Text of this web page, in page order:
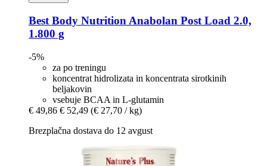
Best Body Nutrition Anabolan Post Load 2.0,
1.800 g
-5%
za po treningu
koncentrat hidrolizata in koncentrata sirotkinih
beljakovin
vsebuje BCAA in L-glutamin
€ 49,86 € 52,49 (€ 27,70 / kg)
Brezplačna dostava do 12 avgust